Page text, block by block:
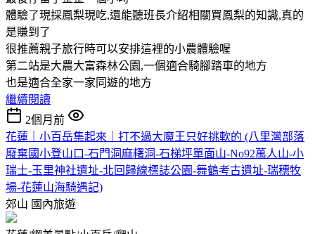
體驗了現採鳳梨現吃,還能聽班長介紹相關買鳳梨的知識,真的
是賺到了
很推薦親子旅行時可以安排這裡的小農體驗喔
第二站是大農大富森林公園,一個適合騎腳踏車的地方
也是適合全家一家同遊的地方
繼續閱讀
2個月前
花蓮｜小百岳集起來｜打不過大魔王只好挑軟的 (八里灣部落
廢棄國小登山口-石門洞麻糬洞-石梯坪單面山-No92萬人山-小
瑞士-玉里神社遺址-北回歸線標誌公園-舞鶴考古遺址-瑞穗牧
場-花蓮山海騎遇記)
郊山 國內旅遊